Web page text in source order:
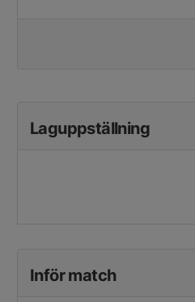
Laguppställning
Inför match